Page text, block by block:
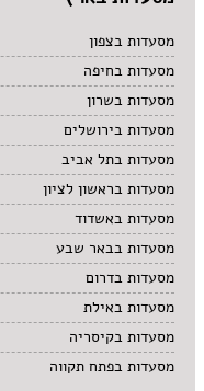
מסעדות בצפון
מסעדות בחיפה
מסעדות בשרון
מסעדות בירושלים
מסעדות בתל אביב
מסעדות בראשון לציון
מסעדות באשדוד
מסעדות בבאר שבע
מסעדות בדרום
מסעדות באילת
מסעדות בקיסריה
מסעדות בפתח תקווה